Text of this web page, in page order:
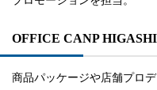
OFFICE CANP
商品パッケージや店舗プロ